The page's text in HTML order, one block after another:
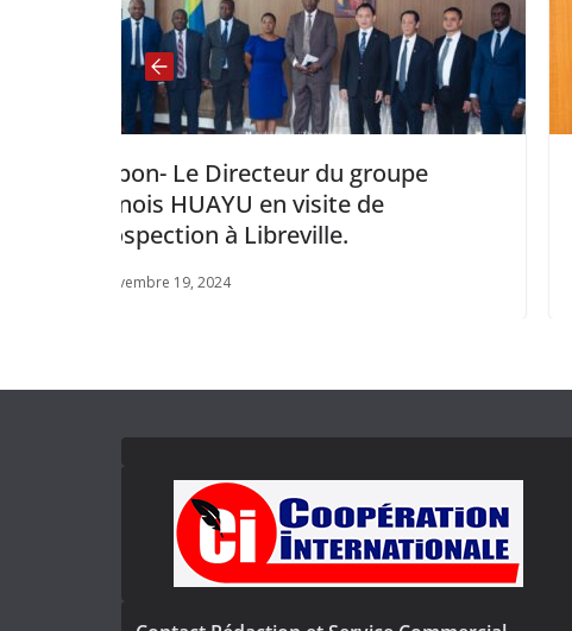
du groupe
Bourse: l’emprunt
NOURMONY 7,25 % 2024
admis à la cote de la